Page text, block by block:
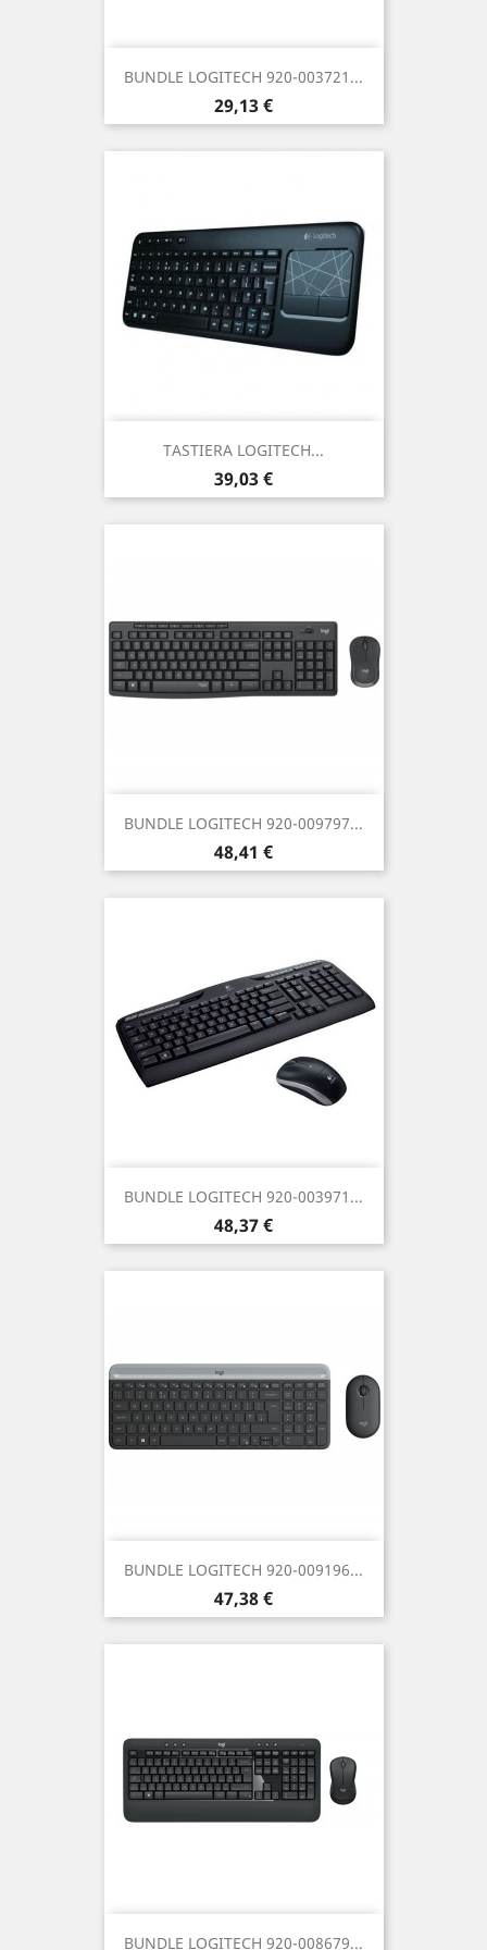
BUNDLE LOGITECH 920-003721...
Prezzo
29,13 €
TASTIERA LOGITECH...
Prezzo
39,03 €
BUNDLE LOGITECH 920-009797...
Prezzo
48,41 €
BUNDLE LOGITECH 920-003971...
Prezzo
48,37 €
BUNDLE LOGITECH 920-009196...
Prezzo
47,38 €
BUNDLE LOGITECH 920-008679...